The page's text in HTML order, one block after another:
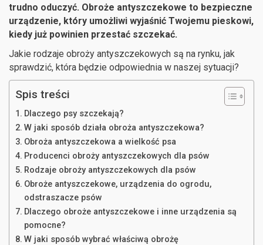
trudno oduczyć. Obroże antyszczekowe to bezpieczne
urządzenie, który umożliwi wyjaśnić Twojemu pieskowi,
kiedy już powinien przestać szczekać.
Jakie rodzaje obroży antyszczekowych są na rynku, jak
sprawdzić, która będzie odpowiednia w naszej sytuacji?
Spis treści
Dlaczego psy szczekają?
W jaki sposób działa obroża antyszczekowa?
Obroża antyszczekowa a wielkość psa
Producenci obroży antyszczekowych dla psów
Rodzaje obroży antyszczekowych dla psów
Obroże antyszczekowe, urządzenia do ogrodu,
odstraszacze psów
Dlaczego obroże antyszczekowe i inne urządzenia są
pomocne?
W jaki sposób wybrać właściwą obrożę